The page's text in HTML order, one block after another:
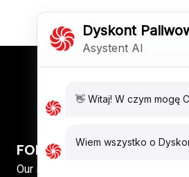
FOR BUSINESS
Our stations